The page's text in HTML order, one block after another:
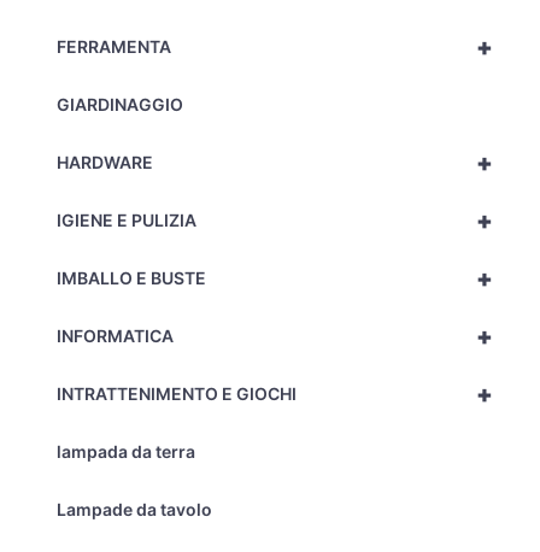
+
FERRAMENTA
GIARDINAGGIO
+
HARDWARE
+
IGIENE E PULIZIA
+
IMBALLO E BUSTE
+
INFORMATICA
+
INTRATTENIMENTO E GIOCHI
lampada da terra
Lampade da tavolo